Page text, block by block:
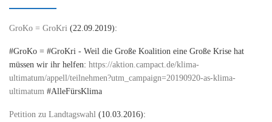
GroKo = GroKri (22.09.2019):
#GroKo = #GroKri - Weil die Große Koalition eine Große Krise hat
müssen wir ihr helfen: https://aktion.campact.de/klima-
ultimatum/appell/teilnehmen?utm_campaign=20190920-as-klima-
ultimatum #AlleFürsKlima
Petition zu Landtagswahl (10.03.2016):